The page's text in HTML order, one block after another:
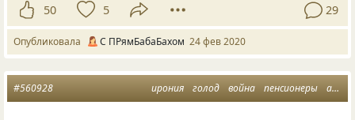
50 5 29
Опубликовала С ПРямБабаБахом 24 фев 2020
ирония голод война пенсионеры афоризмусы
#560928